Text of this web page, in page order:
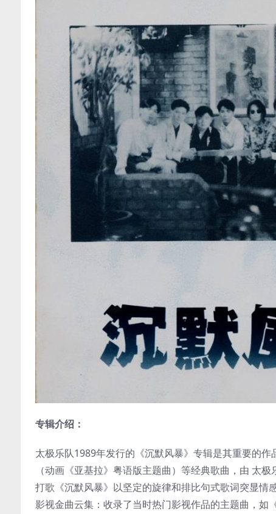
专辑介绍：
太极乐队1989年发行的《沉默风暴》专辑是其重要的
（动画《亚基拉》粤语版主题曲）等经典歌曲，由 太
打歌《沉默风暴》以坚定的旋律和排比句式歌词突显情
影视金曲云集：收录了当时热门影视作品的主题曲，